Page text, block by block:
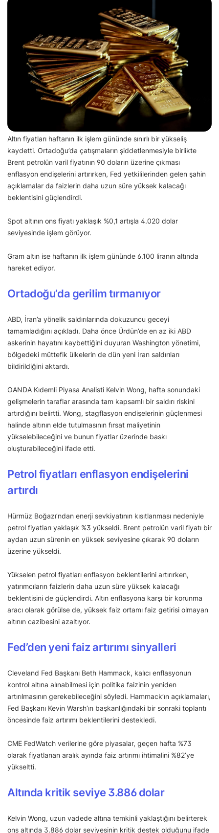
Altın fiyatları haftanın ilk işlem gününde sınırlı bir yükseliş
kaydetti. Ortadoğu’da çatışmaların şiddetlenmesiyle birlikte
Brent petrolün varil fiyatının 90 doların üzerine çıkması
enflasyon endişelerini artırırken, Fed yetkililerinden gelen şahin
açıklamalar da faizlerin daha uzun süre yüksek kalacağı
beklentisini güçlendirdi.
Spot altının ons fiyatı yaklaşık %0,1 artışla 4.020 dolar
seviyesinde işlem görüyor.
Gram altın ise haftanın ilk işlem gününde 6.100 liranın altında
hareket ediyor.
Ortadoğu’da gerilim tırmanıyor
ABD, İran’a yönelik saldırılarında dokuzuncu geceyi
tamamladığını açıkladı. Daha önce Ürdün’de en az iki ABD
askerinin hayatını kaybettiğini duyuran Washington yönetimi,
bölgedeki müttefik ülkelerin de dün yeni İran saldırıları
bildirildiğini aktardı.
OANDA Kıdemli Piyasa Analisti Kelvin Wong, hafta sonundaki
gelişmelerin taraflar arasında tam kapsamlı bir saldırı riskini
artırdığını belirtti. Wong, stagflasyon endişelerinin güçlenmesi
halinde altının elde tutulmasının fırsat maliyetinin
yükselebileceğini ve bunun fiyatlar üzerinde baskı
oluşturabileceğini ifade etti.
Petrol fiyatları enflasyon endişelerini
artırdı
Hürmüz Boğazı’ndan enerji sevkiyatının kısıtlanması nedeniyle
petrol fiyatları yaklaşık %3 yükseldi. Brent petrolün varil fiyatı bir
aydan uzun sürenin en yüksek seviyesine çıkarak 90 doların
üzerine yükseldi.
Yükselen petrol fiyatları enflasyon beklentilerini artırırken,
yatırımcıların faizlerin daha uzun süre yüksek kalacağı
beklentisini de güçlendirdi. Altın enflasyona karşı bir korunma
aracı olarak görülse de, yüksek faiz ortamı faiz getirisi olmayan
altının cazibesini azaltıyor.
Fed’den yeni faiz artırımı sinyalleri
Cleveland Fed Başkanı Beth Hammack, kalıcı enflasyonun
kontrol altına alınabilmesi için politika faizinin yeniden
artırılmasının gerekebileceğini söyledi. Hammack’ın açıklamaları,
Fed Başkanı Kevin Warsh’ın başkanlığındaki bir sonraki toplantı
öncesinde faiz artırımı beklentilerini destekledi.
CME FedWatch verilerine göre piyasalar, geçen hafta %73
olarak fiyatlanan aralık ayında faiz artırımı ihtimalini %82’ye
yükseltti.
Altında kritik seviye 3.886 dolar
Kelvin Wong, uzun vadede altına temkinli yaklaştığını belirterek
ons altında 3.886 dolar seviyesinin kritik destek olduğunu ifade